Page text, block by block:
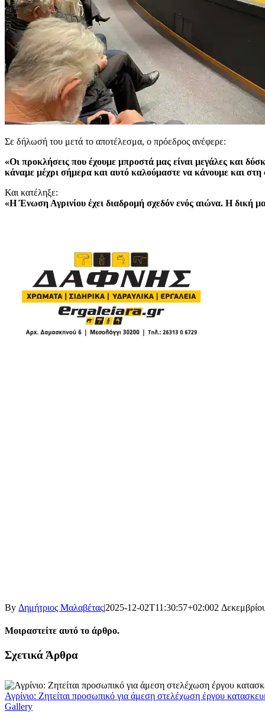
Σε δήλωσή του μετά το αποτέλεσμα, ο πρόεδρος ανέφερε:
«Οι προκλήσεις που έχουμε μπροστά μας είναι μεγάλες και
κάναμε μέχρι σήμερα και αυτό καλούμαστε να κάνουμε και στη
Και κατέληξε:
«Η Ένωση Αγρινίου έχει διαδρομή σχεδόν ενός αιώνα. Η δική
By Δημήτριος Μαλαβέτας|2025-12-02T11:30:57+02:002
Μοιραστείτε αυτό το άρθρο.
Facebook
X
LinkedIn
WhatsApp
Email
Σχετικά Άρθρα
Αγρίνιο: Ζητείται προσωπικό για άμεση στελέχωση έργου
Gallery